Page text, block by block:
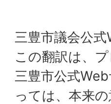
三豊市議会公
この翻訳は、
三豊市公式
っては、本来